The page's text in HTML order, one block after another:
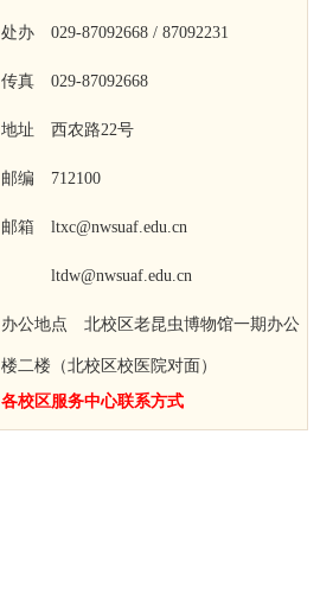
处办 029-87092668 / 87092231
传真 029-87092668
地址 西农路22号
邮编 712100
邮箱 ltxc@nwsuaf.edu.cn
ltdw@nwsuaf.edu.cn
办公地点 北校区老昆虫博物馆一期办公
楼二楼（北校区校医院对面）
各校区服务中心联系方式